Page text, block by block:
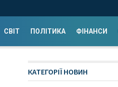
СВІТ ПОЛІТИКА ФІНАНСИ
КАТЕГОРІЇ НОВИН